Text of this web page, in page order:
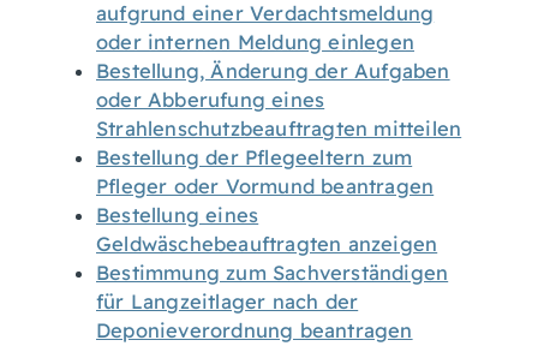
aufgrund einer Verdachtsmeldung
oder internen Meldung einlegen
Bestellung, Änderung der Aufgaben
oder Abberufung eines
Strahlenschutzbeauftragten mitteilen
Bestellung der Pflegeeltern zum
Pfleger oder Vormund beantragen
Bestellung eines
Geldwäschebeauftragten anzeigen
Bestimmung zum Sachverständigen
für Langzeitlager nach der
Deponieverordnung beantragen